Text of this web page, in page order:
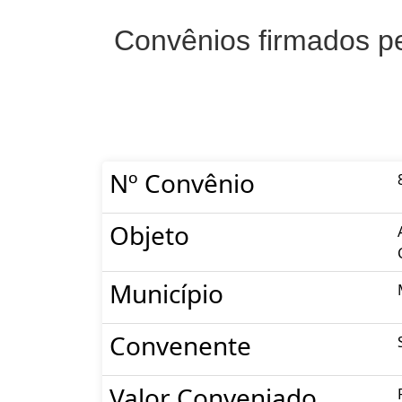
Convênios firmados
Nº Convênio
Objeto
Município
Convenente